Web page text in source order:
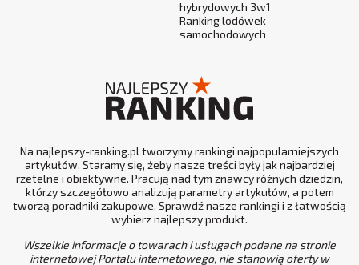
hybrydowych 3w1
Ranking lodówek
samochodowych
Na najlepszy-ranking.pl tworzymy rankingi najpopularniejszych
artykułów. Staramy się, żeby nasze treści były jak najbardziej
rzetelne i obiektywne. Pracują nad tym znawcy różnych dziedzin,
którzy szczegółowo analizują parametry artykułów, a potem
tworzą poradniki zakupowe. Sprawdź nasze rankingi i z łatwością
wybierz najlepszy produkt.
Wszelkie informacje o towarach i usługach podane na stronie
internetowej Portalu internetowego, nie stanowią oferty w